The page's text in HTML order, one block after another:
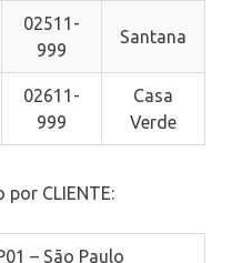
02511-
999
Santana
02611-
999
Casa
Verde
CLIENTE:
– São Paulo